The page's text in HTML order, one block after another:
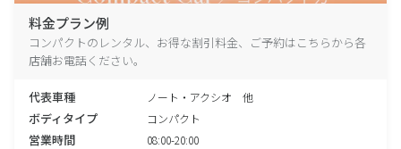
料金プラン例
コンパクトのレンタル、お得な割引料金、ご予約はこちらから各
店舗お電話ください。
代表車種 ノート・アクシオ 他
ボディタイプ コンパクト
営業時間 08:00-20:00